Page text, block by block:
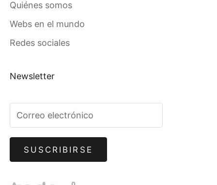
Quiénes somos
Webs en el mundo
Redes sociales
Newsletter
SUSCRIBIRSE